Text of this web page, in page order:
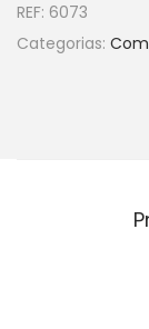
REF: 6073
Categorias: